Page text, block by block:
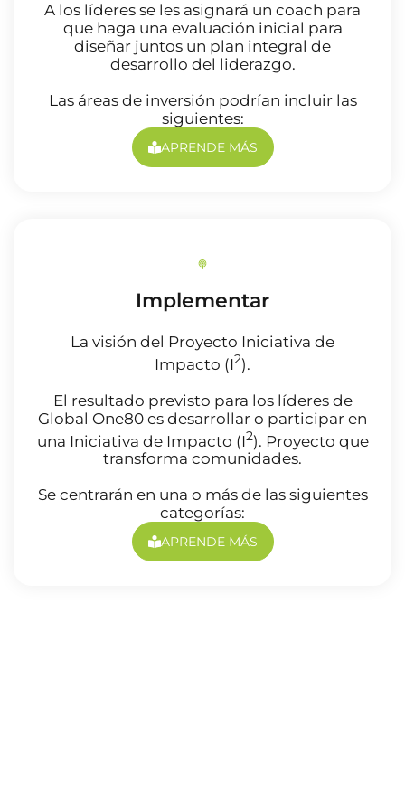
A los líderes se les asignará un coach para
que haga una evaluación inicial para
diseñar juntos un plan integral de
desarrollo del liderazgo.
Las áreas de inversión podrían incluir las
siguientes:
APRENDE MÁS
Implementar
La visión del Proyecto Iniciativa de
Impacto (I2).
El resultado previsto para los líderes de
Global One80 es desarrollar o participar en
una Iniciativa de Impacto (I2). Proyecto que
transforma comunidades.
Se centrarán en una o más de las siguientes
categorías:
APRENDE MÁS